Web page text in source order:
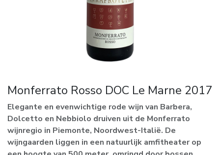
Monferrato Rosso DOC Le Marne 2017
Elegante en evenwichtige rode wijn van Barbera,
Dolcetto en Nebbiolo druiven uit de Monferrato
wijnregio in Piemonte, Noordwest-Italië. De
wijngaarden liggen in een natuurlijk amfitheater op